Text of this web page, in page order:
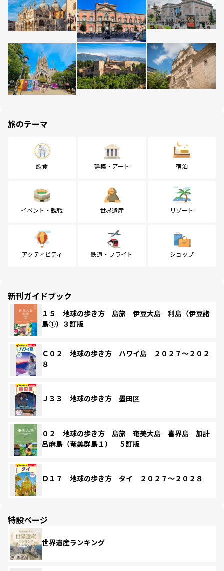
旅のテーマ
飲食 建築・アート 宿泊
イベント・観戦 世界遺産 リゾート
アクティビティ 鉄道・フライト ショップ
新刊ガイドブック
１５ 地球の歩き方 島旅 伊豆大島 利島（伊豆諸
島①）３訂版
Ｃ０２ 地球の歩き方 ハワイ島 ２０２７～２０２
８
Ｊ３３ 地球の歩き方 墨田区
０２ 地球の歩き方 島旅 奄美大島 喜界島 加計
呂麻島（奄美群島１） ５訂版
Ｄ１７ 地球の歩き方 タイ ２０２７～２０２８
特設ページ
世界遺産ランキング